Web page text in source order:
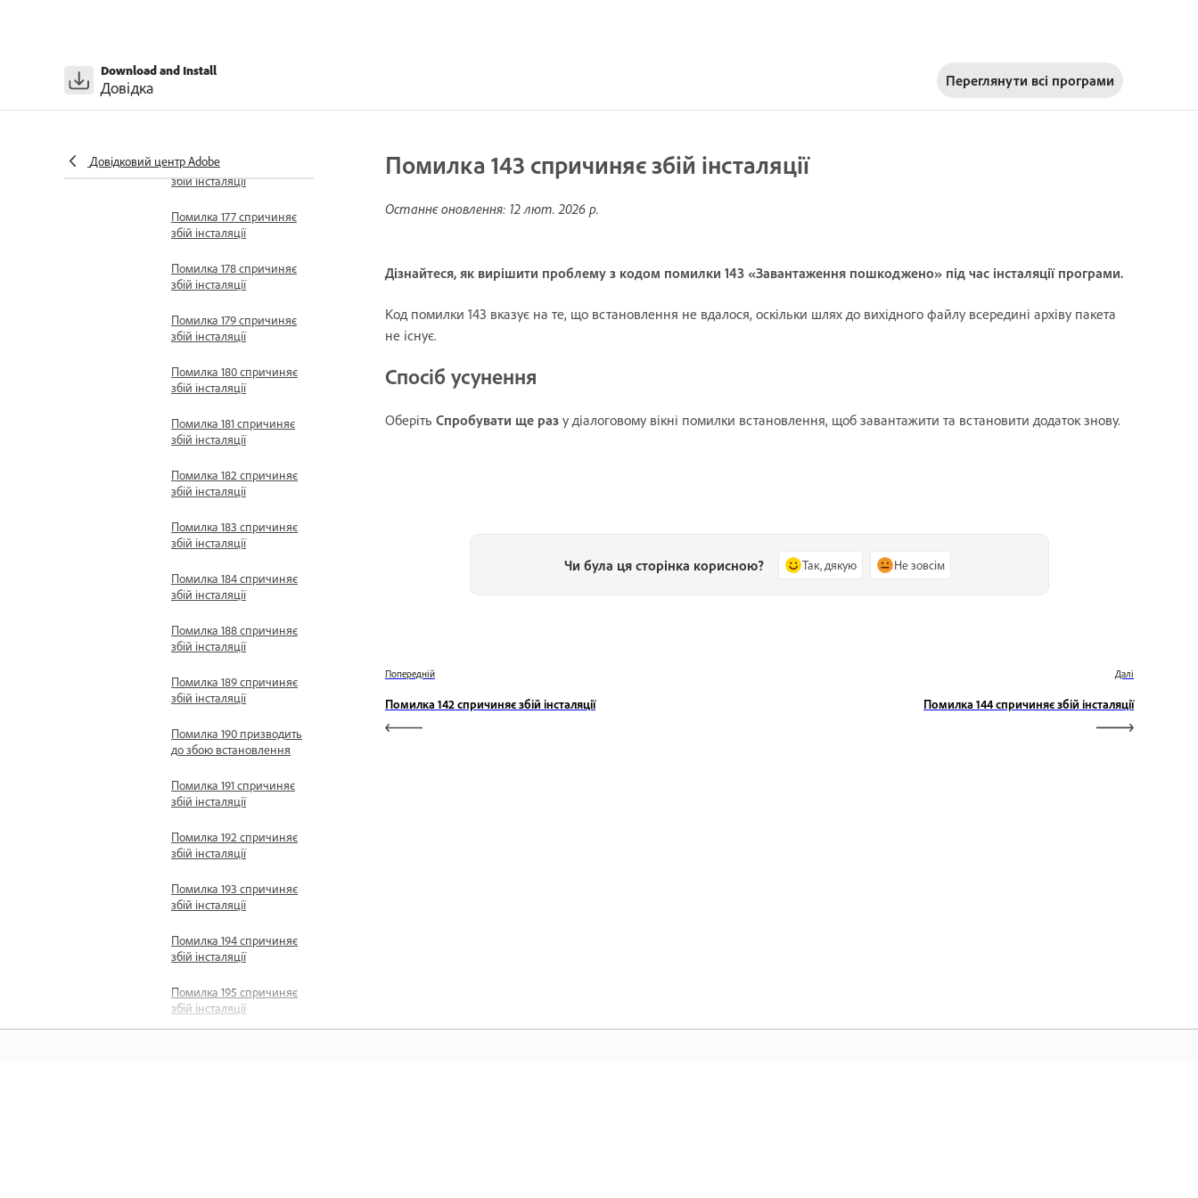
Download and Install
Довідка Переглянути всі програми
Довідковий центр Adobe
збій інсталяції
Помилка 171 спричиняє
Помилка 176 спричиняє
збій інсталяції
Помилка 177 спричиняє
збій інсталяції
Помилка 178 спричиняє
збій інсталяції
Помилка 179 спричиняє
збій інсталяції
Помилка 180 спричиняє
збій інсталяції
Помилка 181 спричиняє
збій інсталяції
Помилка 182 спричиняє
збій інсталяції
Помилка 183 спричиняє
збій інсталяції
Помилка 184 спричиняє
збій інсталяції
Помилка 188 спричиняє
збій інсталяції
Помилка 189 спричиняє
збій інсталяції
Помилка 190 призводить
до збою встановлення
Помилка 191 спричиняє
збій інсталяції
Помилка 192 спричиняє
збій інсталяції
Помилка 193 спричиняє
збій інсталяції
Помилка 194 спричиняє
збій інсталяції
Помилка 195 спричиняє
збій інсталяції
Помилка 143 спричиняє збій інсталяції
Останнє оновлення: 12 лют. 2026 р.
Дізнайтеся, як вирішити проблему з кодом помилки 143 «Завантаження пошкоджено» під час інсталяції програми.
Код помилки 143 вказує на те, що встановлення не вдалося, оскільки шлях до вихідного файлу всередині архіву пакета
не існує.
Спосіб усунення
Оберіть Спробувати ще раз у діалоговому вікні помилки встановлення, щоб завантажити та встановити додаток знову.
Чи була ця сторінка корисною? Так, дякую Не зовсім
Попередній
Помилка 142 спричиняє збій інсталяції
Далі
Помилка 144 спричиняє збій інсталяції